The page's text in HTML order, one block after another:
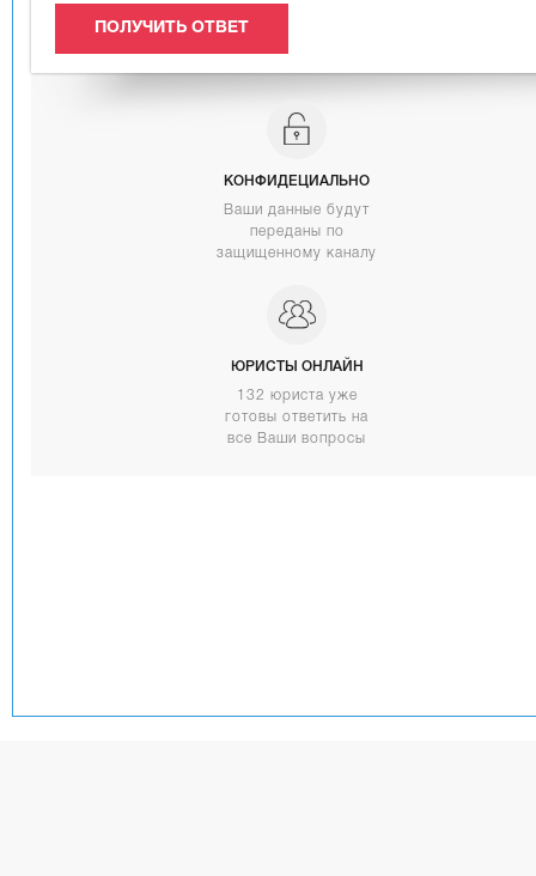
КОНФИДЕЦИАЛЬНО
Ваши данные будут
переданы по
защищенному каналу
ЮРИСТЫ ОНЛАЙН
132 юриста уже
готовы ответить на
все Ваши вопросы